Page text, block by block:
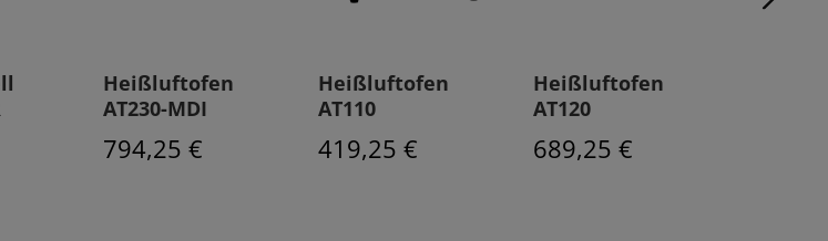
Heißluftofen
AT230-MDI
794,25 €
Heißluftofen
AT110
419,25 €
Heißluftofen
AT120
689,25 €